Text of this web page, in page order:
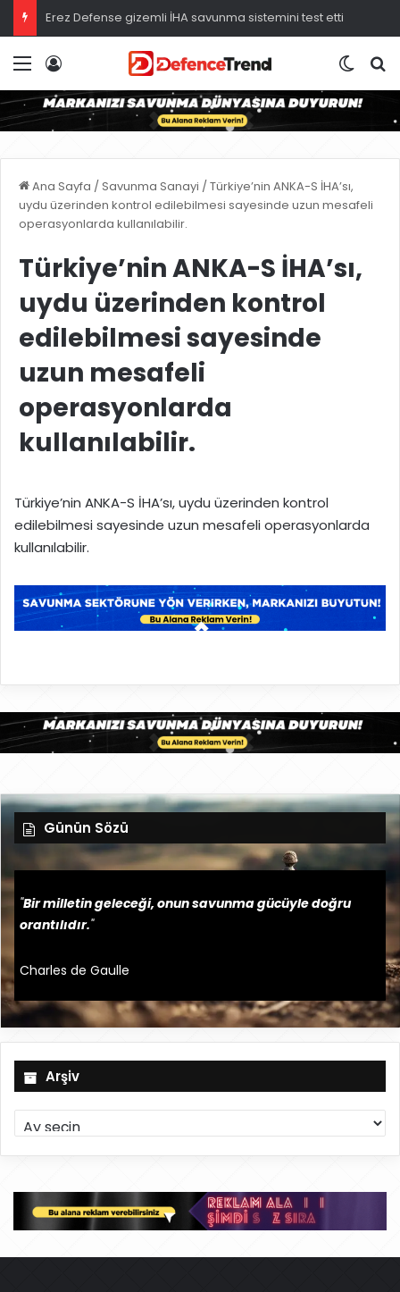
Erez Defense gizemli İHA savunma sistemini test etti
Menü Dış
Ana Sayfa /Savunma Sanayi /Türkiye’nin ANKA-S İHA’sı,
uydu üzerinden kontrol edilebilmesi sayesinde uzun mesafeli
operasyonlarda kullanılabilir.
Türkiye’nin ANKA-S İHA’sı,
uydu üzerinden kontrol
edilebilmesi sayesinde
uzun mesafeli
operasyonlarda
kullanılabilir.
Türkiye’nin ANKA-S İHA’sı, uydu üzerinden kontrol
edilebilmesi sayesinde uzun mesafeli operasyonlarda
kullanılabilir.
Günün Sözü
"Bir milletin geleceği, onun savunma gücüyle doğru
orantılıdır."
Charles de Gaulle
Arşiv
r
ş
v